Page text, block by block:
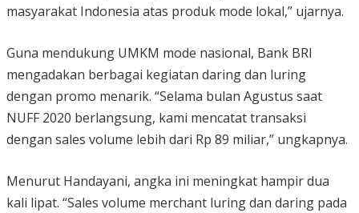
masyarakat Indonesia atas produk mode lokal,” ujarnya.
Guna mendukung UMKM mode nasional, Bank BRI
mengadakan berbagai kegiatan daring dan luring
dengan promo menarik. “Selama bulan Agustus saat
NUFF 2020 berlangsung, kami mencatat transaksi
dengan sales volume lebih dari Rp 89 miliar,” ungkapnya.
Menurut Handayani, angka ini meningkat hampir dua
kali lipat. “Sales volume merchant luring dan daring pada